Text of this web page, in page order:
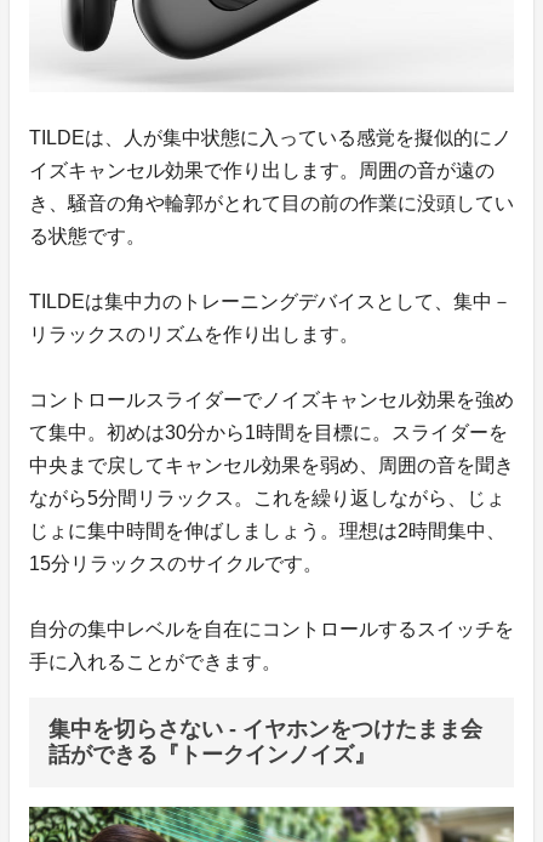
TILDEは、人が集中状態に入っている感覚を擬似的にノ
イズキャンセル効果で作り出します。周囲の音が遠の
き、騒音の角や輪郭がとれて目の前の作業に没頭してい
る状態です。
TILDEは集中力のトレーニングデバイスとして、集中－
リラックスのリズムを作り出します。
コントロールスライダーでノイズキャンセル効果を強め
て集中。初めは30分から1時間を目標に。スライダーを
中央まで戻してキャンセル効果を弱め、周囲の音を聞き
ながら5分間リラックス。これを繰り返しながら、じょ
じょに集中時間を伸ばしましょう。理想は2時間集中、
15分リラックスのサイクルです。
自分の集中レベルを自在にコントロールするスイッチを
手に入れることができます。
集中を切らさない - イヤホンをつけたまま会
話ができる『トークインノイズ』